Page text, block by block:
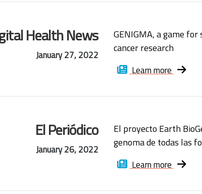
Health News
January 27, 2022
GENIGMA, a game
cancer research
Learn more
El Periódico
January 26, 2022
El proyecto Earth
genoma de todas las
Learn more